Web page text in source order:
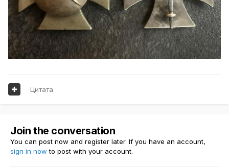
Цитата
Join the conversation
You can post now and register later. If you have an account,
sign in now to post with your account.